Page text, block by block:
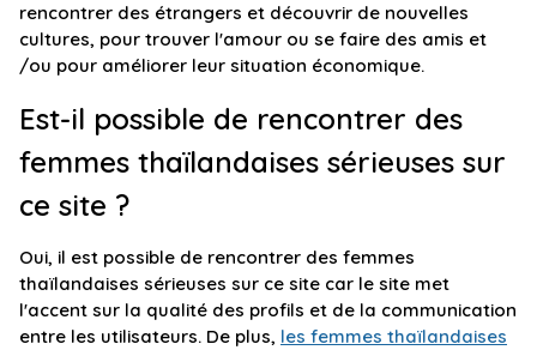
rencontrer des étrangers et découvrir de nouvelles
cultures, pour trouver l'amour ou se faire des amis et
/ou pour améliorer leur situation économique.
Est-il possible de rencontrer des
femmes thaïlandaises sérieuses sur
ce site ?
Oui, il est possible de rencontrer des femmes
thaïlandaises sérieuses sur ce site car le site met
l'accent sur la qualité des profils et de la communication
entre les utilisateurs. De plus, les femmes thaïlandaises